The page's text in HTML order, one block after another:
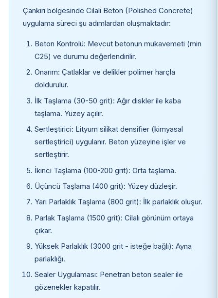
Çankırı bölgesinde Cilalı Beton (Polished Concrete)
uygulama süreci şu adımlardan oluşmaktadır:
Beton Kontrolü: Mevcut betonun mukavemeti (min
C25) ve durumu değerlendirilir.
Onarım: Çatlaklar ve delikler polimer harçla
doldurulur.
İlk Taşlama (30-50 grit): Ağır diskler ile kaba
taşlama. Yüzey açılır.
Sertleştirici: Lityum silikat densifier (kimyasal
sertleştirici) uygulanır. Beton yüzeyine işler ve
sertleştirir.
İkinci Taşlama (100-200 grit): Orta taşlama.
Üçüncü Taşlama (400 grit): Yüzey düzleşir.
Yarı Parlaklık Taşlama (800 grit): İlk parlaklık oluşur.
Parlak Taşlama (1500 grit): Cilalı görünüm ortaya
çıkar.
Yüksek Parlaklık (3000 grit - isteğe bağlı): Ayna
parlaklığı.
Sealer Uygulaması: Penetran beton sealer ile
gözenekler kapatılır.